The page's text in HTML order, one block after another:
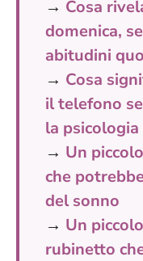
→ Cosa
domenica,
abitudini
→ Cosa
il telefono
la psicologia
→ Un
che
del sonno
→ Un
rubinetto